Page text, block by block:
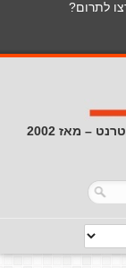
לתרום?
– מאז 2002